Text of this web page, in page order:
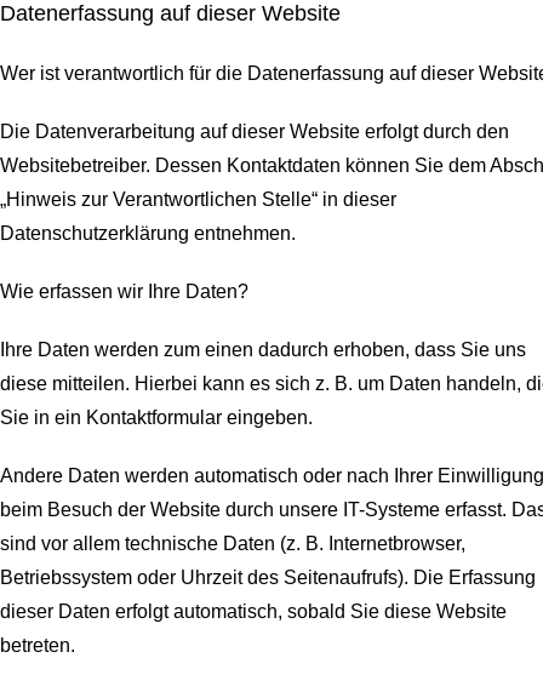
Datenerfassung auf dieser Website
Wer ist verantwortlich für die Datenerfassung auf dieser
Die Datenverarbeitung auf dieser Website erfolgt durch den
Websitebetreiber. Dessen Kontaktdaten können Sie dem
„Hinweis zur Verantwortlichen Stelle“ in dieser
Datenschutzerklärung entnehmen.
Wie erfassen wir Ihre Daten?
Ihre Daten werden zum einen dadurch erhoben, dass Sie uns
diese mitteilen. Hierbei kann es sich z. B. um Daten handeln,
Sie in ein Kontaktformular eingeben.
Andere Daten werden automatisch oder nach Ihrer Einwilligung
beim Besuch der Website durch unsere IT-Systeme erfasst.
sind vor allem technische Daten (z. B. Internetbrowser,
Betriebssystem oder Uhrzeit des Seitenaufrufs). Die Erfassung
dieser Daten erfolgt automatisch, sobald Sie diese Website
betreten.